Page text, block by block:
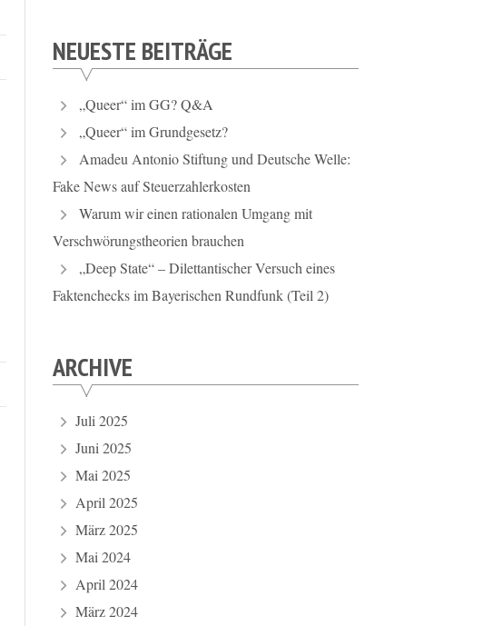
NEUESTE BEITRÄGE
„Queer“ im GG? Q&A
„Queer“ im Grundgesetz?
Amadeu Antonio Stiftung und Deutsche Welle:
Fake News auf Steuerzahlerkosten
Warum wir einen rationalen Umgang mit
Verschwörungstheorien brauchen
„Deep State“ – Dilettantischer Versuch eines
Faktenchecks im Bayerischen Rundfunk (Teil 2)
ARCHIVE
Juli 2025
Juni 2025
Mai 2025
April 2025
März 2025
Mai 2024
April 2024
März 2024